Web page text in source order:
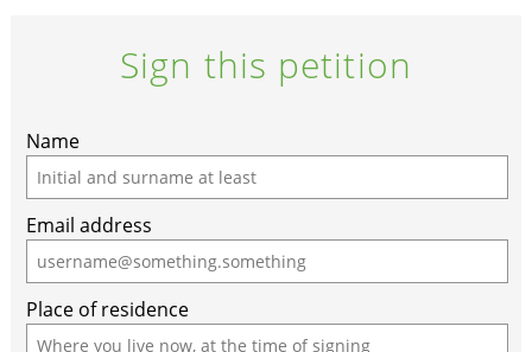
Sign this petition
Name
Email address
Place of residence